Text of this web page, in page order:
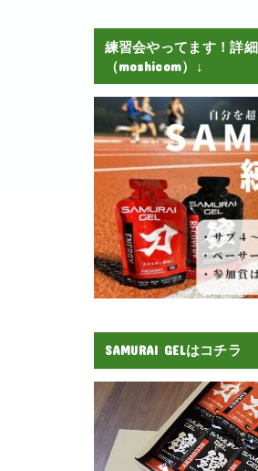
練習会やってます！詳
（moshicom）↓
SAMURAI GELはコチラ